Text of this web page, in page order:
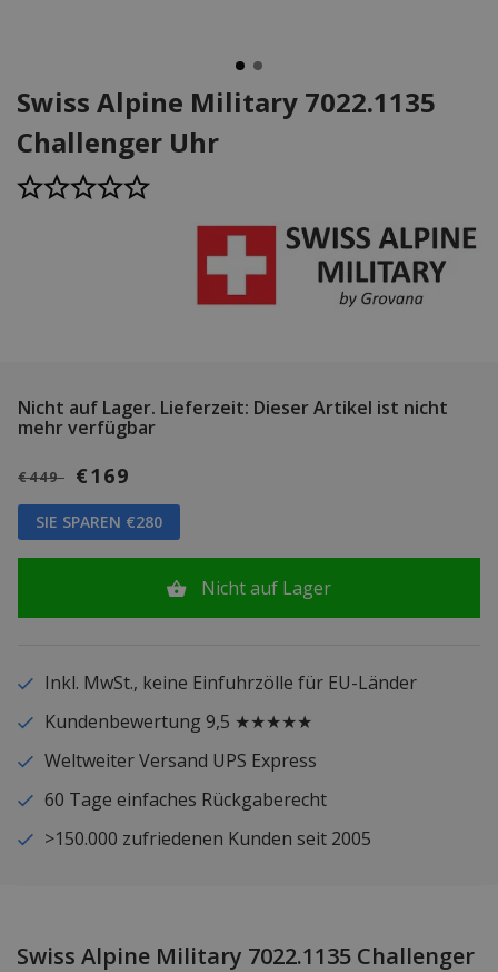
Swiss Alpine Military 7022.1135
Challenger Uhr
Nicht auf Lager. Lieferzeit: Dieser Artikel ist nicht
mehr verfügbar
€449 €169
SIE SPAREN €280
Nicht auf Lager
Inkl. MwSt., keine Einfuhrzölle für EU-Länder
Kundenbewertung 9,5 ★★★★★
Weltweiter Versand UPS Express
60 Tage einfaches Rückgaberecht
>150.000 zufriedenen Kunden seit 2005
Swiss Alpine Military 7022.1135 Challenger